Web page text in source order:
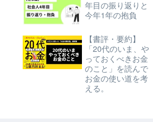
年目の振り返りと
今年1年の抱負
【書評・要約】
「20代のいま、や
っておくべきお金
のこと」を読んで
お金の使い道を考
える。